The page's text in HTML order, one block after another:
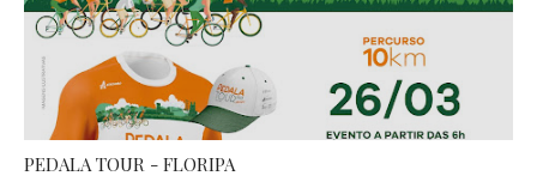
PEDALA TOUR - FLORIPA